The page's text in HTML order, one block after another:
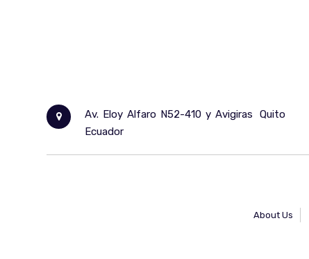
Av. Eloy Alfaro N52-410 y Avigiras
Quito
Ecuador
About Us